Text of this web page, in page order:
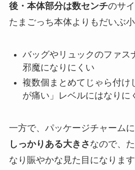
後・本体部分は数センチのサ
たまごっち本体よりもだいぶ小
バッグやリュックのファス
邪魔になりにくい
複数個まとめてじゃら付け
が痛い」レベルにはなりに
一方で、パッケージチャーム
しっかりある大きさ なので、
なり賑やかな見た目になりま